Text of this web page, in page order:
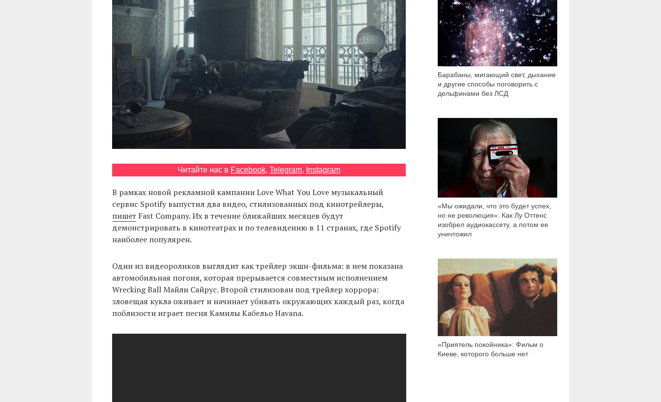
Читайте нас в Facebook, Telegram, Instagram
В рамках новой рекламной кампании Love What You Love музыкальный
сервис Spotify выпустил два видео, стилизованных под кинотрейлеры,
пишет Fast Company. Их в течение ближайших месяцев будут
демонстрировать в кинотеатрах и по телевидению в 11 странах, где Spotify
наиболее популярен.
Один из видеороликов выглядит как трейлер экшн-фильма: в нем показана
автомобильная погоня, которая прерывается совместным исполнением
Wrecking Ball Майли Сайрус. Второй стилизован под трейлер хоррора:
зловещая кукла оживает и начинает убивать окружающих каждый раз, когда
поблизости играет песня Камилы Кабельо Havana.
Барабаны, мигающий свет, дыхание
и другие способы поговорить с
дельфинами без ЛСД
«Мы ожидали, что это будет успех,
но не революция»: Как Лу Оттенс
изобрел аудиокассету, а потом ее
уничтожил
48 320
«Приятель покойника»: Фильм о
Киеве, которого больше нет
8 131